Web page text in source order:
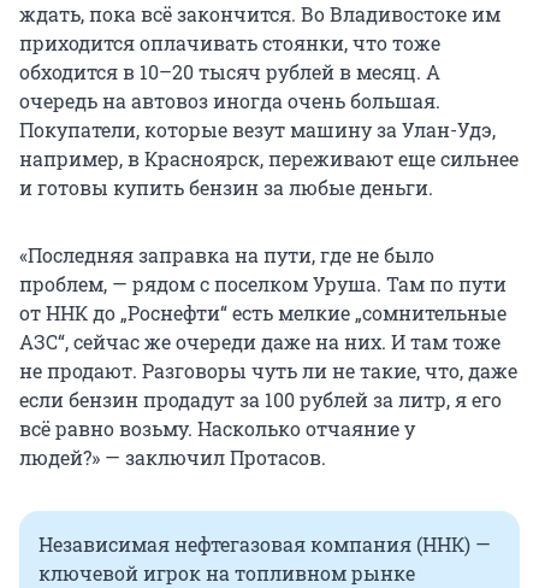
ждать, пока всё закончится. Во Владивостоке им
приходится оплачивать стоянки, что тоже
обходится в 10–20 тысяч рублей в месяц. А
очередь на автовоз иногда очень большая.
Покупатели, которые везут машину за Улан-Удэ,
например, в Красноярск, переживают еще сильнее
и готовы купить бензин за любые деньги.
«Последняя заправка на пути, где не было
проблем, — рядом с поселком Уруша. Там по пути
от ННК до „Роснефти“ есть мелкие „сомнительные
АЗС“, сейчас же очереди даже на них. И там тоже
не продают. Разговоры чуть ли не такие, что, даже
если бензин продадут за 100 рублей за литр, я его
всё равно возьму. Насколько отчаяние у
людей?» — заключил Протасов.
Независимая нефтегазовая компания (ННК) —
ключевой игрок на топливном рынке